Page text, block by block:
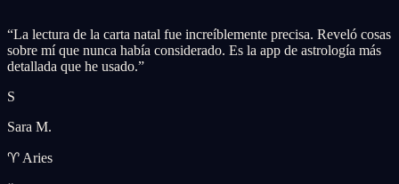
“La lectura de la carta natal fue increíblemente precisa. Reveló cosas
sobre mí que nunca había considerado. Es la app de astrología más
detallada que he usado.”
S
Sara M.
♈ Aries